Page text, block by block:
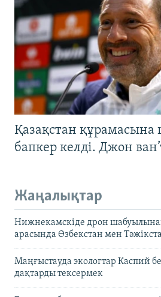
Қазақстан құрамасына
бапкер келді. Джон
Жаңалықтар
Нижнекамскіде дрон
арасында Өзбекстан мен
Маңғыстауда экологтар Каспий
дақтарды тексермек